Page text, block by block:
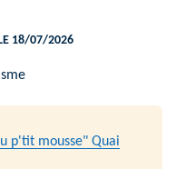
18/07/2026
p'tit mousse" Quai